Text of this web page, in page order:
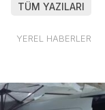
TÜM YAZILARI
YEREL HABERLER